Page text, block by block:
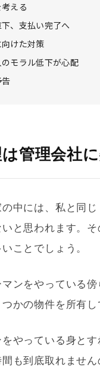
える
、支払い完了へ
けた対策
モラル低下が心配
管理会社
中には、私と同
と思われます。
ことでしょう。
ンをやっている
かの物件を所有
やっている身と
も到底取れませ